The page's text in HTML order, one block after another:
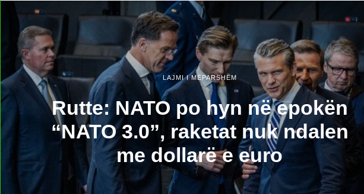
LAJMI I MËPARSHËM
Rutte: NATO po hyn në epokën
“NATO 3.0”, raketat nuk ndalen
me dollarë e euro